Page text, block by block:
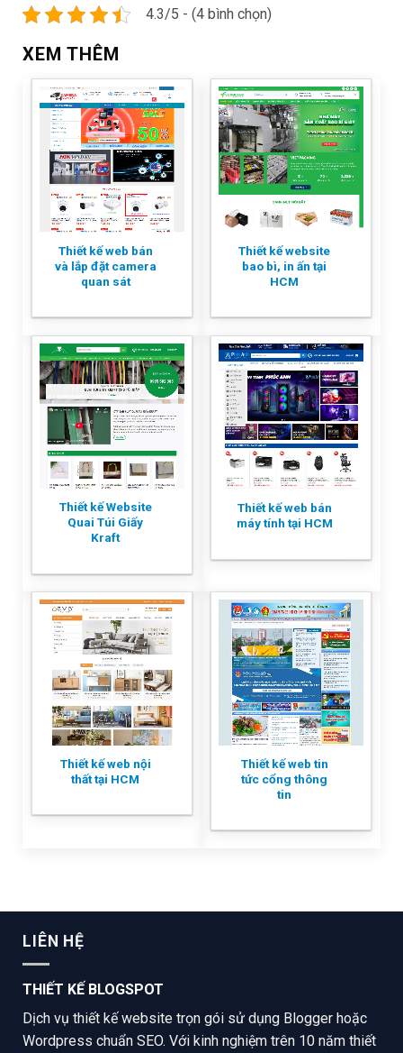
4.3/5 - (4 bình chọn)
XEM THÊM
Thiết kế web bán
và lắp đặt camera
quan sát
Thiết kế website
bao bì, in ấn tại
HCM
Thiết kế Website
Quai Túi Giấy
Kraft
Thiết kế web bán
máy tính tại HCM
Thiết kế web nội
thất tại HCM
Thiết kế web tin
tức cổng thông
tin
LIÊN HỆ
THIẾT KẾ BLOGSPOT
Dịch vụ thiết kế website trọn gói sử dụng Blogger hoặc
Wordpress chuẩn SEO. Với kinh nghiệm trên 10 năm thiết